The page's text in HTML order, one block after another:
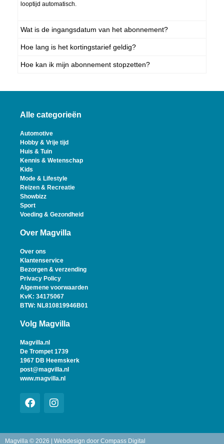
looptijd automatisch.
Wat is de ingangsdatum van het abonnement?
Hoe lang is het kortingstarief geldig?
Hoe kan ik mijn abonnement stopzetten?
Alle categorieën
Automotive
Hobby & Vrije tijd
Huis & Tuin
Kennis & Wetenschap
Kids
Mode & Lifestyle
Reizen & Recreatie
Showbizz
Sport
Voeding & Gezondheid
Over Magvilla
Over ons
Klantenservice
Bezorgen & verzending
Privacy Policy
Algemene voorwaarden
KvK: 34175067
BTW: NL810819946B01
Volg Magvilla
Magvilla.nl
De Trompet 1739
1967 DB Heemskerk
post@magvilla.nl
www.magvilla.nl
Magvilla © 2026 | Webdesign door Compass Digital